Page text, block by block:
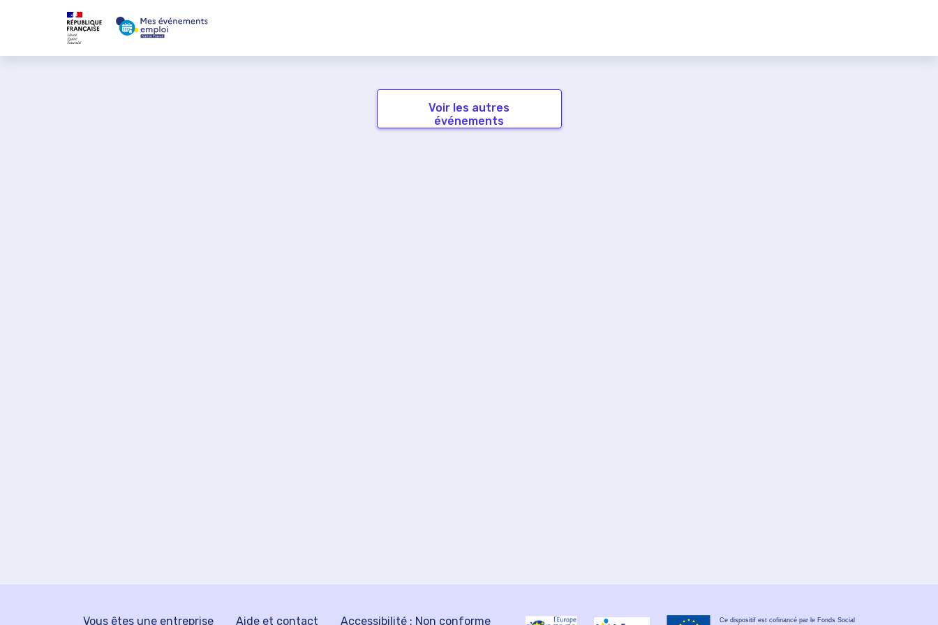
Voir les autres
événements
Vous êtes une entreprise Aide et contact Accessibilité : Non conforme
Ce dispositif est cofinancé par le Fonds Social